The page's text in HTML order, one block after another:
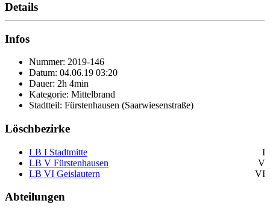
Details
Infos
Nummer: 2019-146
Datum: 04.06.19 03:20
Dauer: 2h 4min
Kategorie: Mittelbrand
Stadtteil: Fürstenhausen (Saarwiesenstraße)
Löschbezirke
LB I Stadtmitte
I
LB V Fürstenhausen
V
LB VI Geislautern
VI
Abteilungen